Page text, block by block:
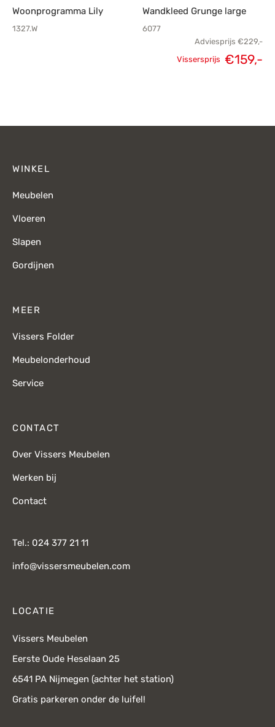
Woonprogramma Lily
1327.W
Wandkleed Grunge large
6077
Adviesprijs €229,-
Vissersprijs €159,-
WINKEL
Meubelen
Vloeren
Slapen
Gordijnen
MEER
Vissers Folder
Meubelonderhoud
Service
CONTACT
Over Vissers Meubelen
Werken bij
Contact
Tel.: 024 377 21 11
info@vissersmeubelen.com
LOCATIE
Vissers Meubelen
Eerste Oude Heselaan 25
6541 PA Nijmegen (achter het station)
Gratis parkeren onder de luifel!